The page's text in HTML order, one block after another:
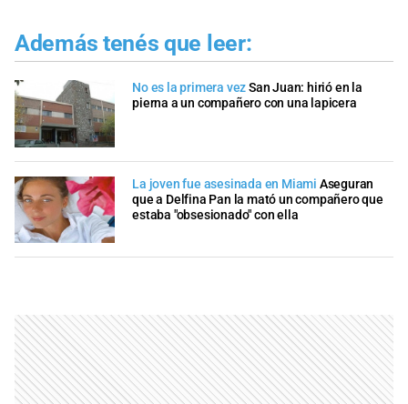
Además tenés que leer:
No es la primera vezSan Juan: hirió en la
pierna a un compañero con una lapicera
La joven fue asesinada en Miami Aseguran
que a Delfina Pan la mató un compañero que
estaba "obsesionado" con ella